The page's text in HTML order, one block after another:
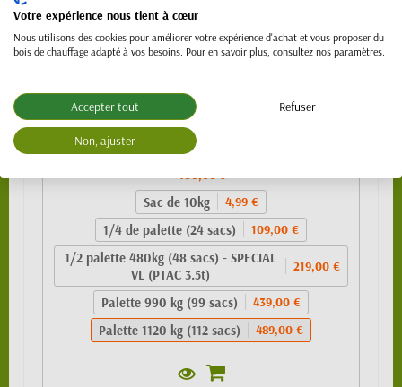
Granulés de bois 100% résineux- BIO PELLET
EnPlus A1 - SAC 10kg
489,00 €
Sac de 10kg 4,99 €
1/4 de palette (24 sacs) 109,00 €
1/2 palette 480kg (48 sacs) - SPECIAL
VL (PTAC 3.5t)
219,00 €
Palette 990 kg (99 sacs) 439,00 €
Palette 1120 kg (112 sacs) 489,00 €
Votre expérience nous tient à cœur
Nous utilisons des cookies pour améliorer votre expérience d'achat et vous proposer du
bois de chauffage adapté à vos besoins. Pour en savoir plus, consultez nos paramètres.
Accepter tout Refuser
Non, ajuster